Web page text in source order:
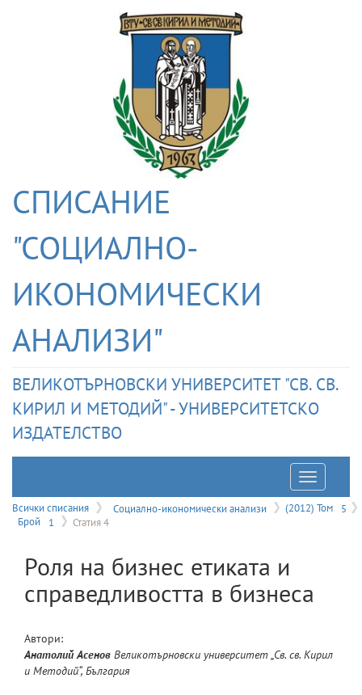
СПИСАНИЕ
"СОЦИАЛНО-
ИКОНОМИЧЕСКИ
АНАЛИЗИ"
ВЕЛИКОТЪРНОВСКИ УНИВЕРСИТЕТ "СВ. СВ.
КИРИЛ И МЕТОДИЙ" - УНИВЕРСИТЕТСКО
ИЗДАТЕЛСТВО
Отваряне
на
Всички списания Социално-икономически анализи (2012) Том
5
Брой
1 Статия 4
Роля на бизнес етиката и
справедливостта в бизнеса
Автори:
Анатолий Асенов Великотърновски университет „Св. св. Кирил
и Методий“, България